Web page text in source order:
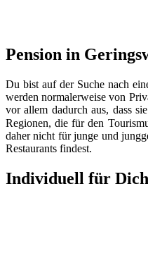
Pension in
Du bist auf der Suche nach
werden normalerweise von
vor allem dadurch aus, dass
Regionen, die für den
daher nicht für junge und
Restaurants findest.
Individuell für